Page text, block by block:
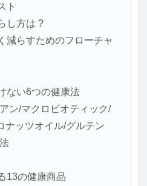
ト
し方は ?
減らすためのフローチャ
ない6つの健康法
ン/マクロビオティック/
ナッツオイル/グルテン
13の健康商品